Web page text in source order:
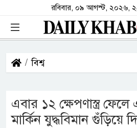
রবিবার, ০৯ আগস্ট, ২০২৬,
বিশ্ব
এবার ১২ ক্ষেপণাস্ত্র
মার্কিন যুদ্ধবিমান গুঁড়িয়ে